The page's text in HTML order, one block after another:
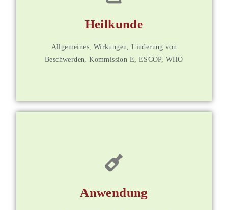
Heilkunde
Allgemeines, Wirkungen, Linderung von
Beschwerden, Kommission E, ESCOP, WHO​
für Mitglieder
Weitere Informationen
Anwendung
für Mitglieder